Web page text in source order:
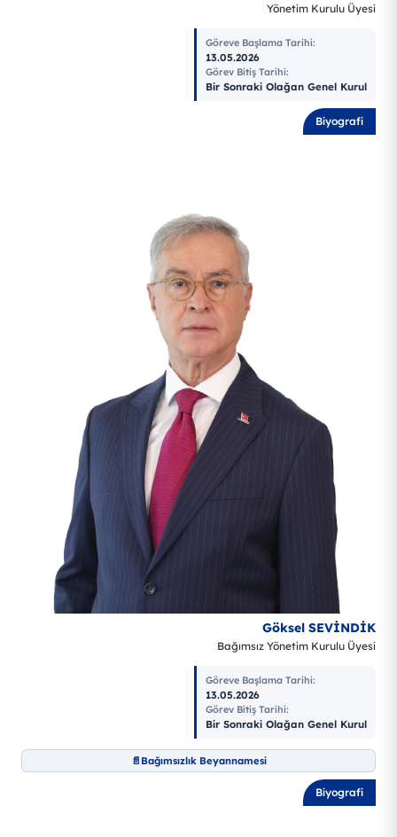
Yönetim Kurulu Üyesi
Göreve Başlama Tarihi:
13.05.2026
Görev Bitiş Tarihi:
Bir Sonraki Olağan Genel Kurul
Biyografi
Göksel SEVİNDİK
Bağımsız Yönetim Kurulu Üyesi
Göreve Başlama Tarihi:
13.05.2026
Görev Bitiş Tarihi:
Bir Sonraki Olağan Genel Kurul
Bağımsızlık Beyannamesi
Biyografi